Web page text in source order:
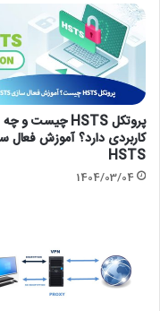
پروتکل HSTS چیست و چه
کاربردی دارد؟ آموزش فعال
HSTS
1404/03/04